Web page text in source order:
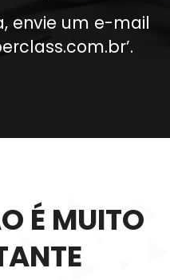
envie um e-mail
’.
É MUITO